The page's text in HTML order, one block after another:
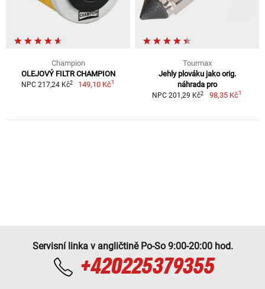
Champion
OLEJOVÝ FILTR CHAMPION
NPC 217,24 Kč2 149,10 Kč1
Tourmax
Jehly plováku jako orig.
náhrada pro
NPC 201,29 Kč2 98,35 Kč1
Servisní linka v angličtině Po-So 9:00-20:00 hod.
+420225379355